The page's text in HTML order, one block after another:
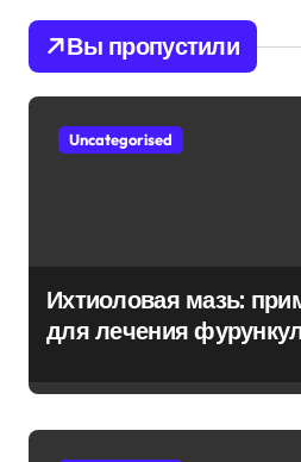
Вы пропустили
Uncategorised
Ихтиоловая мазь:
для лечения